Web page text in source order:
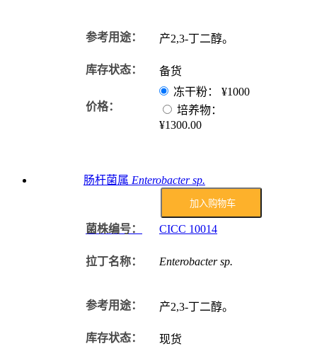
参考用途： 产2,3-丁二醇。
库存状态： 备货
价格：
冻干粉：
¥1000
培养物：
¥1300.00
肠杆菌属 Enterobacter sp.
加入购物车
菌株编号： CICC 10014
拉丁名称： Enterobacter sp.
参考用途： 产2,3-丁二醇。
库存状态： 现货